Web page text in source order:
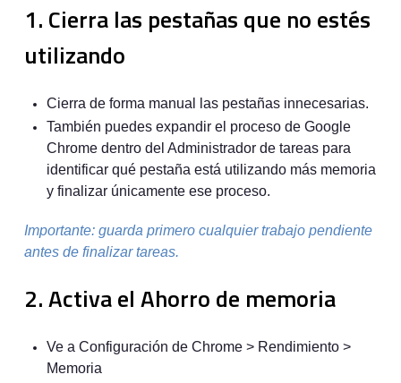
1. Cierra las pestañas que no estés
utilizando
Cierra de forma manual las pestañas innecesarias.
También puedes expandir el proceso de Google
Chrome dentro del Administrador de tareas para
identificar qué pestaña está utilizando más memoria
y finalizar únicamente ese proceso.
Importante: guarda primero cualquier trabajo pendiente
antes de finalizar tareas.
2. Activa el Ahorro de memoria
Ve a Configuración de Chrome > Rendimiento >
Memoria